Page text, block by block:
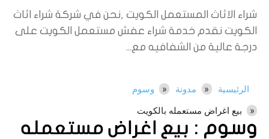
وسوم : بيع اغراض مستعمله
الرئيسية مدونة
وسوم
بيع اغراض مستعمله بالكويت
شراء الاثاث المستعمل الكويت ,نحن في شركة شراء اثاث
الكويت نقدم خدمة شراء عفش مستعمل الكويت على
درجة عالية من الشفافيه مع...